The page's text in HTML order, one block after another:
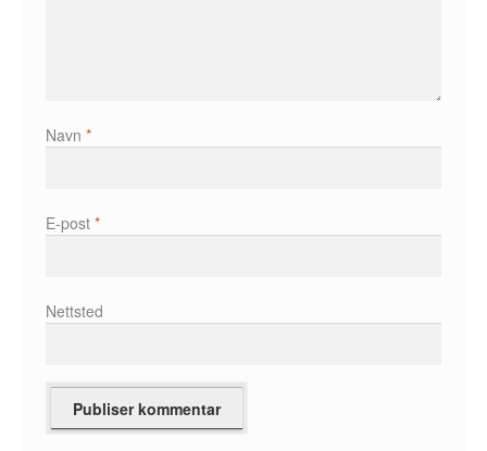
Berliac
Bjørn Ousland
Duplex
Navn*
E-post*
Nettsted